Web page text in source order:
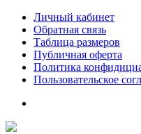
Личный кабинет
Обратная связь
Таблица размеров
Публичная оферта
Политика
Пользовательское